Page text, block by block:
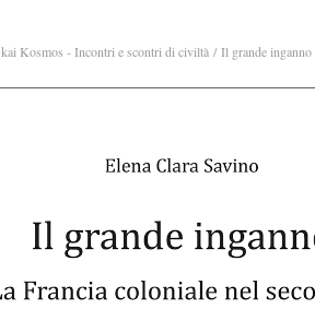
Kosmos - Incontri e scontri di civiltà / Il grande inganno